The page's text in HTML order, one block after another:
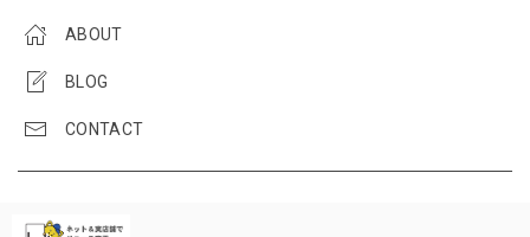
ABOUT
BLOG
CONTACT